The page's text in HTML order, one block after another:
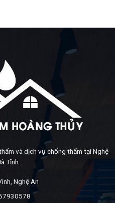
và dịch vụ chống thấm tại Nghệ
Tĩnh.
Nghệ An